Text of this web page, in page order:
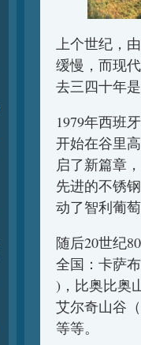
上个世纪，
缓慢，而现
去三四十年
1979年西班
开始在谷里
启了新篇章
先进的不锈
动了智利葡
随后20世纪
全国：卡萨
)，比奥比奥
艾尔奇山谷
等等。